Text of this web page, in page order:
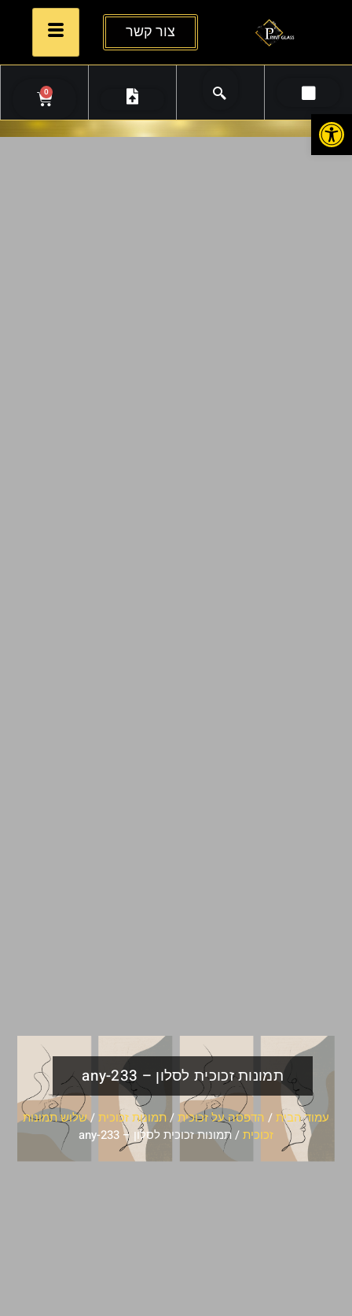
פתח סרגל נגישות
צור קשר
0
תמונות זכוכית לסלון – any-233
עמוד הבית/ הדפסה על זכוכית/ תמונות זכוכית/שלוש תמונות
זכוכית/ תמונות זכוכית לסלון – any-233